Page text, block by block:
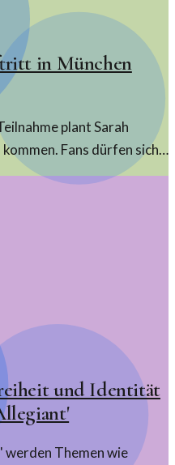
in München
plant Sarah
Fans dürfen sich
freuen.
und Identität
werden Themen wie